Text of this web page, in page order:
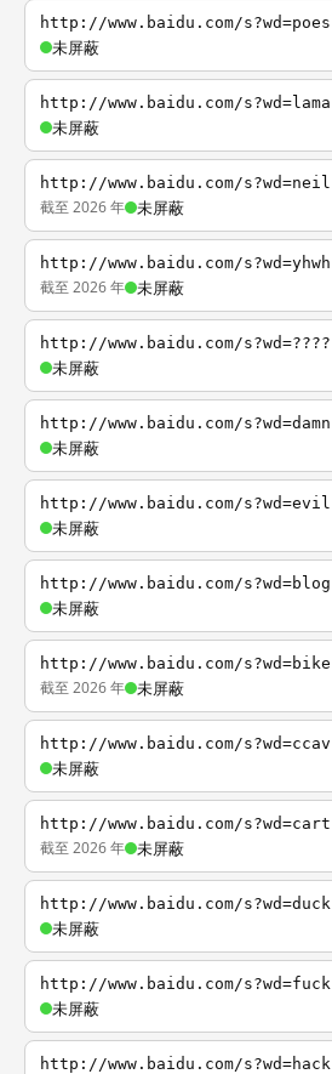
http://www.baidu.com/s?wd=poes
未屏蔽
http://www.baidu.com/s?wd=lama
未屏蔽
http://www.baidu.com/s?wd=neil
截至 2026 年 未屏蔽
http://www.baidu.com/s?wd=yhwh
截至 2026 年 未屏蔽
http://www.baidu.com/s?wd=????
未屏蔽
http://www.baidu.com/s?wd=damn
未屏蔽
http://www.baidu.com/s?wd=evil
未屏蔽
http://www.baidu.com/s?wd=blog
未屏蔽
http://www.baidu.com/s?wd=bike
截至 2026 年 未屏蔽
http://www.baidu.com/s?wd=ccav
未屏蔽
http://www.baidu.com/s?wd=cart
截至 2026 年 未屏蔽
http://www.baidu.com/s?wd=duck
未屏蔽
http://www.baidu.com/s?wd=fuck
未屏蔽
http://www.baidu.com/s?wd=hack